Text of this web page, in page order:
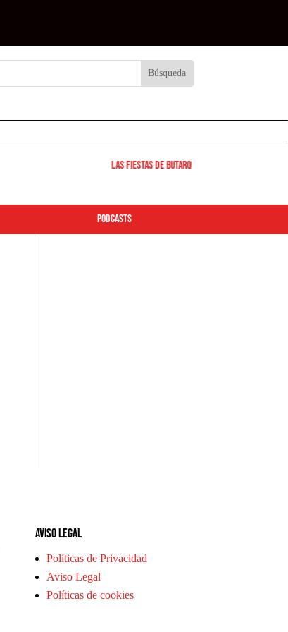
Las Fiestas de Butarque 2026 arrancan este
podcasts
Aviso legal
Políticas de Privacidad
Aviso Legal
Políticas de cookies